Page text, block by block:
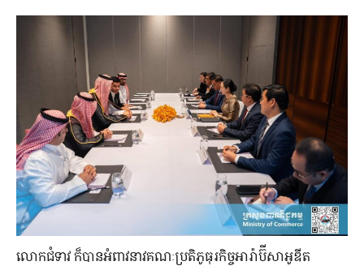
លោកជំទាវ ក៏បានអំពាវនាវគណៈប្រតិភូធុរកិច្ចអារ៉ាប៊ីសាអូឌីត